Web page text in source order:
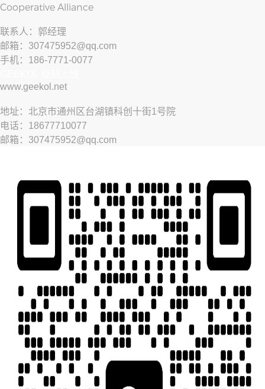
Cooperative Alliance
联系人：郭经理
邮箱：307475952@qq.com
手机：186-7771-0077
www.geekol.net
地址：北京市通州区台湖镇科创十街1号院
电话：18677710077
邮箱：307475952@qq.com